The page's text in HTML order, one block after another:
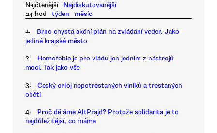
Nejčtenější
Nejdiskutovanější
24 hod
týden měsíc
1.
Brno chystá akční plán na zvládání veder. Jako
jediné krajské město
2.
Homofobie je pro vládu jen jedním z nástrojů
moci. Tak jako vše
3.
Český orloj nepotrestaných viníků a trestaných
obětí
4.
Proč děláme AltPrajd? Protože solidarita je to
nejdůležitější, co máme